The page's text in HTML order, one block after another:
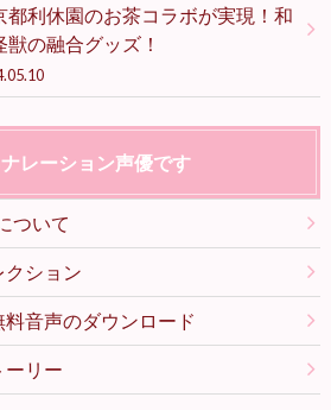
都利休園のお茶コラボが実現！和
獣の融合グッズ！
レーション声優です
ついて
クション
音声のダウンロード
ーリー